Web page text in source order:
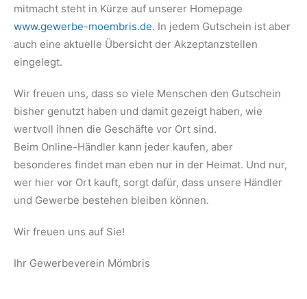
mitmacht steht in Kürze auf unserer Homepage
www.gewerbe-moembris.de. In jedem Gutschein ist aber
auch eine aktuelle Übersicht der Akzeptanzstellen
eingelegt.
Wir freuen uns, dass so viele Menschen den Gutschein
bisher genutzt haben und damit gezeigt haben, wie
wertvoll ihnen die Geschäfte vor Ort sind.
Beim Online-Händler kann jeder kaufen, aber
besonderes findet man eben nur in der Heimat. Und nur,
wer hier vor Ort kauft, sorgt dafür, dass unsere Händler
und Gewerbe bestehen bleiben können.
Wir freuen uns auf Sie!
Ihr Gewerbeverein Mömbris